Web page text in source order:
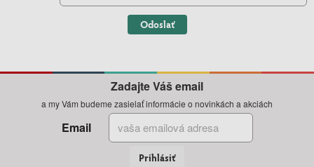
Odoslať
Zadajte Váš email
a my Vám budeme zasielať informácie o novinkách a akciách
Email
Prihlásiť